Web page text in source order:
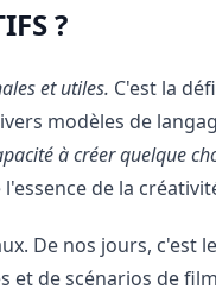
?
et utiles. C'est la
modèles de
à créer quelque
de la
De nos jours, c'est
de scénarios de